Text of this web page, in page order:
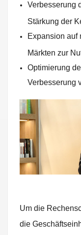
Verbesserung
Stärkung der
Expansion auf
Märkten zur
Optimierung
Verbesserung
Um die
die